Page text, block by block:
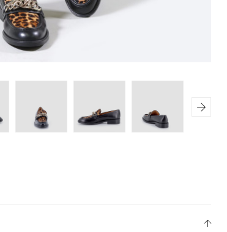
Next